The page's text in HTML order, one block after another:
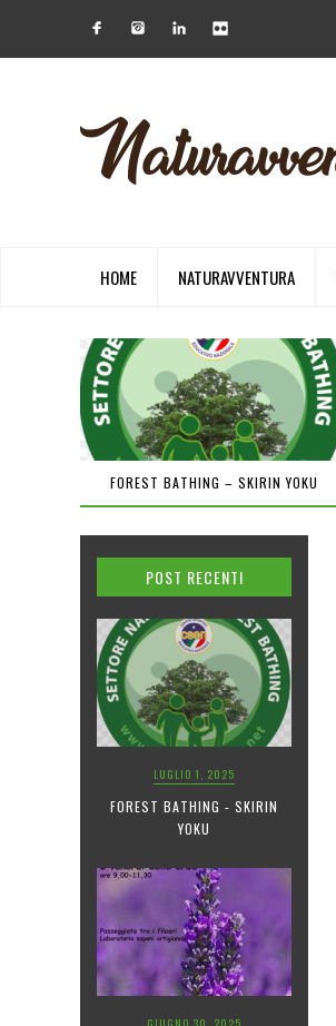
HOME NATURAVVENTURA
FOREST BATHING – SKIRIN YOKU
POST RECENTI
LUGLIO 1, 2025
FOREST BATHING - SKIRIN
YOKU